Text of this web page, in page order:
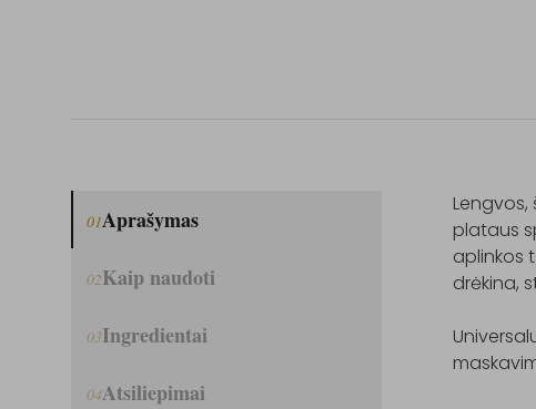
01Aprašymas
02Kaip naudoti
03Ingredientai
04Atsiliepimai
plataus
aplinkos
drėkina,